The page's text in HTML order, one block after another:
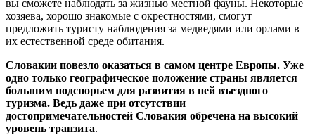
вы сможете наблюдать за жизнью местной фауны. Некоторые
хозяева, хорошо знакомые с окрестностями, смогут
предложить туристу наблюдения за медведями или орлами в
их естественной среде обитания.
Словакии повезло оказаться в самом центре Европы. Уже
одно только географическое положение страны является
большим подспорьем для развития в ней въездного
туризма. Ведь даже при отсутствии
достопримечательностей Словакия обречена на высокий
уровень транзита.